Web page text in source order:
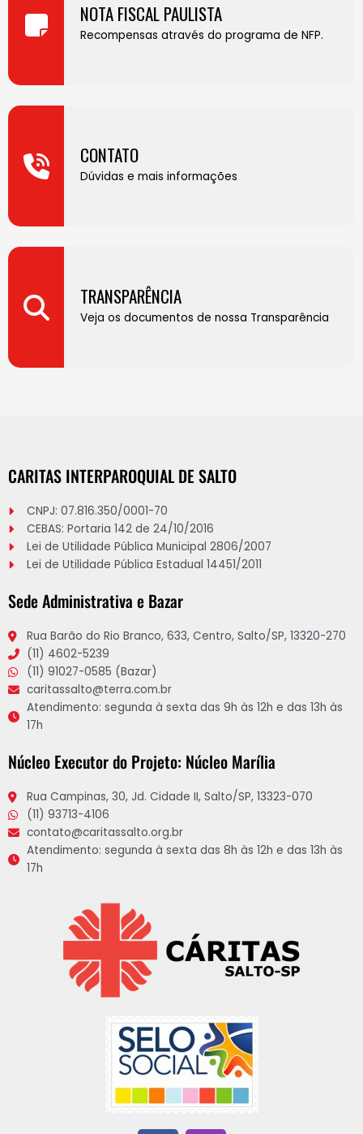
NOTA FISCAL PAULISTA
Recompensas através do programa de NFP.
CONTATO
Dúvidas e mais informações
TRANSPARÊNCIA
Veja os documentos de nossa Transparência
CARITAS INTERPAROQUIAL DE SALTO
CNPJ: 07.816.350/0001-70
CEBAS: Portaria 142 de 24/10/2016
Lei de Utilidade Pública Municipal 2806/2007
Lei de Utilidade Pública Estadual 14451/2011
Sede Administrativa e Bazar
Rua Barão do Rio Branco, 633, Centro, Salto/SP, 13320-270
(11) 4602-5239
(11) 91027-0585 (Bazar)
caritassalto@terra.com.br
Atendimento: segunda à sexta das 9h às 12h e das 13h às
17h
Núcleo Executor do Projeto: Núcleo Marília
Rua Campinas, 30, Jd. Cidade II, Salto/SP, 13323-070
(11) 93713-4106
contato@caritassalto.org.br
Atendimento: segunda à sexta das 8h às 12h e das 13h às
17h